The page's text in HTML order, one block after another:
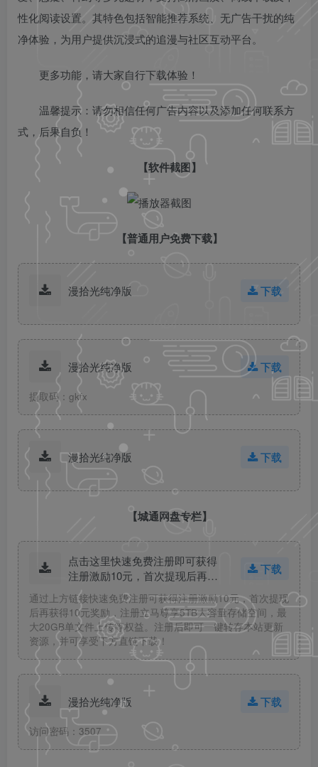
性化阅读设置。其特色包括智能推荐系统、无广告干扰的纯
净体验，为用户提供沉浸式的追漫与社区互动平台。
更多功能，请大家自行下载体验！
温馨提示：请勿相信任何广告内容以及添加任何联系方
式，后果自负！
【软件截图】
【普通用户免费下载】
漫拾光纯净版 下载
漫拾光纯净版 下载
提取码：gkfx
漫拾光纯净版 下载
【城通网盘专栏】
点击这里快速免费注册即可获得
注册激励10元，首次提现后再获
得10元奖励！
下载
通过上方链接快速免费注册可获得注册激励10元，首次提现
后再获得10元奖励，注册立马尊享5TB大容量存储空间，最
大20GB单文件上传等权益。注册后即可一键转存本站更新
资源，并可享受下方直链下载！
漫拾光纯净版 下载
访问密码：3507